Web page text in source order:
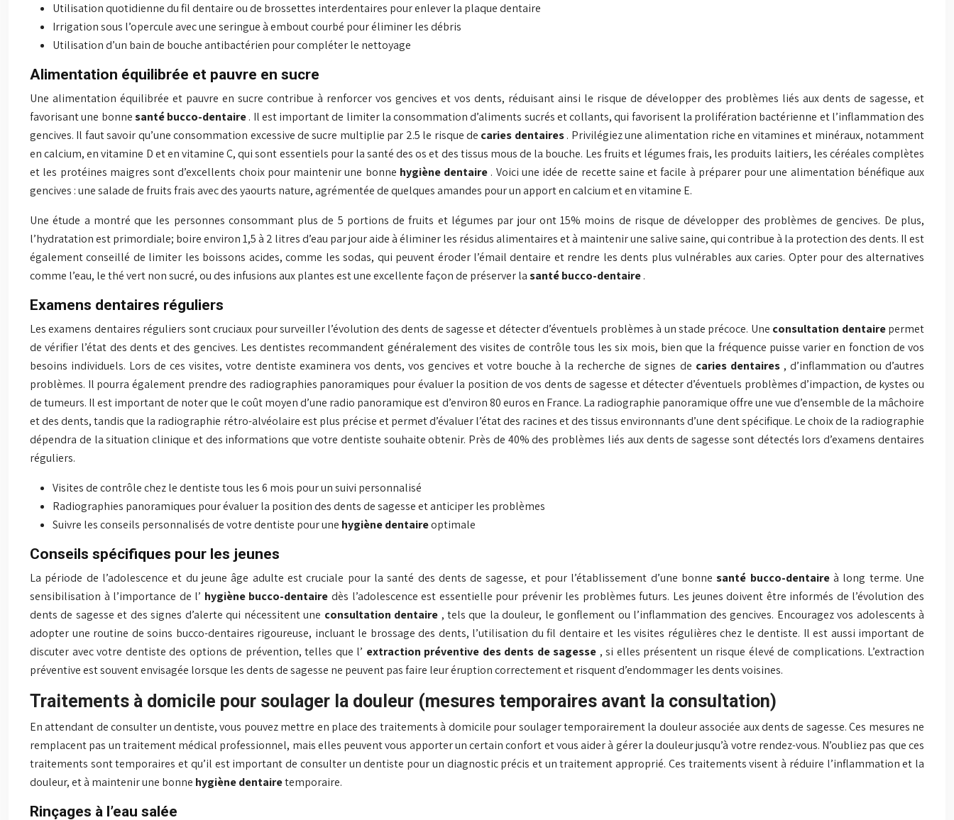
Utilisation quotidienne du fil dentaire ou de brossettes interdentaires pour enlever la plaque dentaire
Irrigation sous l’opercule avec une seringue à embout courbé pour éliminer les débris
Utilisation d’un bain de bouche antibactérien pour compléter le nettoyage
Alimentation équilibrée et pauvre en sucre
Une alimentation équilibrée et pauvre en sucre contribue à renforcer vos gencives et vos dents, réduisant ainsi le risque de développer des problèmes liés aux dents de sagesse, et
favorisant une bonnesanté bucco-dentaire. Il est important de limiter la consommation d’aliments sucrés et collants, qui favorisent la prolifération bactérienne et l’inflammation des
gencives. Il faut savoir qu’une consommation excessive de sucre multiplie par 2.5 le risque de caries dentaires. Privilégiez une alimentation riche en vitamines et minéraux, notamment
en calcium, en vitamine D et en vitamine C, qui sont essentiels pour la santé des os et des tissus mous de la bouche. Les fruits et légumes frais, les produits laitiers, les céréales complètes
et les protéines maigres sont d’excellents choix pour maintenir une bonne hygiène dentaire . Voici une idée de recette saine et facile à préparer pour une alimentation bénéfique aux
gencives : une salade de fruits frais avec des yaourts nature, agrémentée de quelques amandes pour un apport en calcium et en vitamine E.
Une étude a montré que les personnes consommant plus de 5 portions de fruits et légumes par jour ont 15% moins de risque de développer des problèmes de gencives. De plus,
l’hydratation est primordiale; boire environ 1,5 à 2 litres d’eau par jour aide à éliminer les résidus alimentaires et à maintenir une salive saine, qui contribue à la protection des dents. Il est
également conseillé de limiter les boissons acides, comme les sodas, qui peuvent éroder l’émail dentaire et rendre les dents plus vulnérables aux caries. Opter pour des alternatives
comme l’eau, le thé vert non sucré, ou des infusions aux plantes est une excellente façon de préserver lasanté bucco-dentaire.
Examens dentaires réguliers
Les examens dentaires réguliers sont cruciaux pour surveiller l’évolution des dents de sagesse et détecter d’éventuels problèmes à un stade précoce. Une consultation dentairepermet
de vérifier l’état des dents et des gencives. Les dentistes recommandent généralement des visites de contrôle tous les six mois, bien que la fréquence puisse varier en fonction de vos
besoins individuels. Lors de ces visites, votre dentiste examinera vos dents, vos gencives et votre bouche à la recherche de signes de caries dentaires , d’inflammation ou d’autres
problèmes. Il pourra également prendre des radiographies panoramiques pour évaluer la position de vos dents de sagesse et détecter d’éventuels problèmes d’impaction, de kystes ou
de tumeurs. Il est important de noter que le coût moyen d’une radio panoramique est d’environ 80 euros en France. La radiographie panoramique offre une vue d’ensemble de la mâchoire
et des dents, tandis que la radiographie rétro-alvéolaire est plus précise et permet d’évaluer l’état des racines et des tissus environnants d’une dent spécifique. Le choix de la radiographie
dépendra de la situation clinique et des informations que votre dentiste souhaite obtenir. Près de 40% des problèmes liés aux dents de sagesse sont détectés lors d’examens dentaires
réguliers.
Visites de contrôle chez le dentiste tous les 6 mois pour un suivi personnalisé
Radiographies panoramiques pour évaluer la position des dents de sagesse et anticiper les problèmes
Suivre les conseils personnalisés de votre dentiste pour une hygiène dentaireoptimale
Conseils spécifiques pour les jeunes
La période de l’adolescence et du jeune âge adulte est cruciale pour la santé des dents de sagesse, et pour l’établissement d’une bonnesanté bucco-dentaireà long terme. Une
sensibilisation à l’importance de l’ hygiène bucco-dentaire dès l’adolescence est essentielle pour prévenir les problèmes futurs. Les jeunes doivent être informés de l’évolution des
dents de sagesse et des signes d’alerte qui nécessitent une consultation dentaire , tels que la douleur, le gonflement ou l’inflammation des gencives. Encouragez vos adolescents à
adopter une routine de soins bucco-dentaires rigoureuse, incluant le brossage des dents, l’utilisation du fil dentaire et les visites régulières chez le dentiste. Il est aussi important de
discuter avec votre dentiste des options de prévention, telles que l’ extraction préventive des dents de sagesse , si elles présentent un risque élevé de complications. L’extraction
préventive est souvent envisagée lorsque les dents de sagesse ne peuvent pas faire leur éruption correctement et risquent d’endommager les dents voisines.
Traitements à domicile pour soulager la douleur (mesures temporaires avant la consultation)
En attendant de consulter un dentiste, vous pouvez mettre en place des traitements à domicile pour soulager temporairement la douleur associée aux dents de sagesse. Ces mesures ne
remplacent pas un traitement médical professionnel, mais elles peuvent vous apporter un certain confort et vous aider à gérer la douleur jusqu’à votre rendez-vous. N’oubliez pas que ces
traitements sont temporaires et qu’il est important de consulter un dentiste pour un diagnostic précis et un traitement approprié. Ces traitements visent à réduire l’inflammation et la
douleur, et à maintenir une bonne hygiène dentairetemporaire.
Rinçages à l’eau salée